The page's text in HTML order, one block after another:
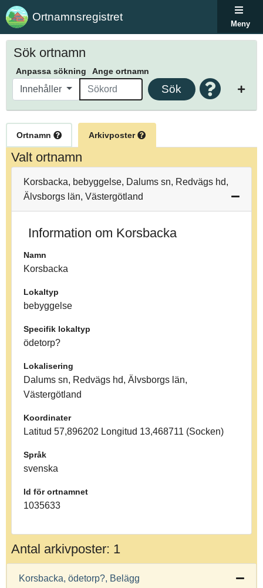
Ortnamnsregistret
Meny
Sök ortnamn
Anpassa sökning Ange ortnamn
Innehåller Sök
Ortnamn Arkivposter
Valt ortnamn
Korsbacka, bebyggelse, Dalums sn, Redvägs hd,
Älvsborgs län, Västergötland
Information om Korsbacka
Namn
Korsbacka
Lokaltyp
bebyggelse
Specifik lokaltyp
ödetorp?
Lokalisering
Dalums sn, Redvägs hd, Älvsborgs län,
Västergötland
Koordinater
Latitud 57,896202 Longitud 13,468711 (Socken)
Språk
svenska
Id för ortnamnet
1035633
Antal arkivposter: 1
Korsbacka, ödetorp?, Belägg